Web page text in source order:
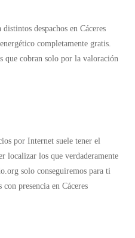
despachos en Cáceres
completamente gratis.
que cobran solo por la valoración
por Internet suele tener el
localizar los que verdaderamente
solo conseguiremos para ti
presencia en Cáceres